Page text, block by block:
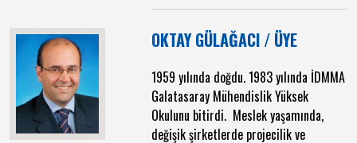
OKTAY GÜLAĞACI / ÜYE
1959 yılında doğdu. 1983 yılında İDMMA
Galatasaray Mühendislik Yüksek
Okulunu bitirdi. Meslek yaşamında,
değişik şirketlerde projecilik ve